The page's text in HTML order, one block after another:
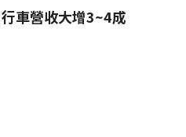
車營收大增3~4成